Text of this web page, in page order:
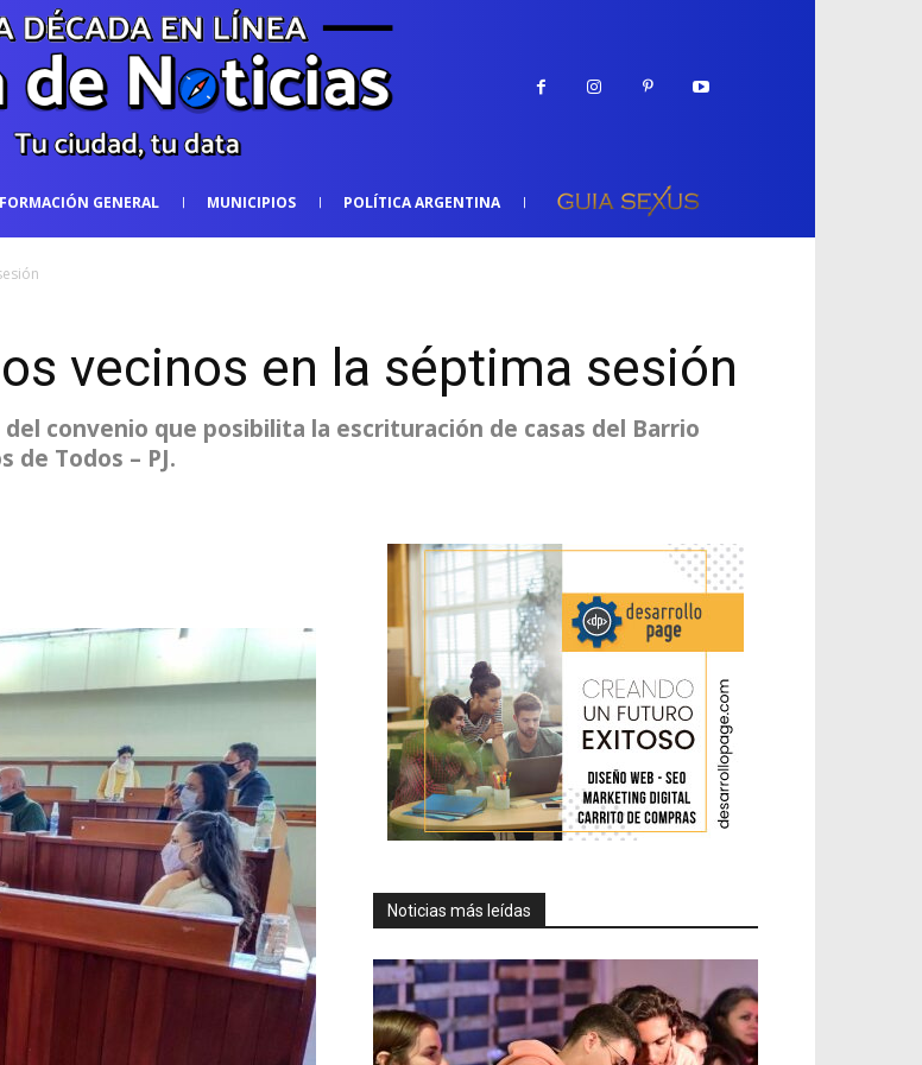
GENERAL MUNICIPIOS POLÍTICA ARGENTINA
vecinos en la séptima sesión
convenio que posibilita la escrituración de casas del Barrio
Todos – PJ.
Noticias más leídas